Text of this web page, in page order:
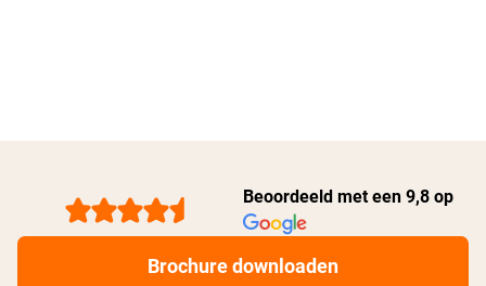
Beoordeeld met een 9,8 op
Brochure downloaden